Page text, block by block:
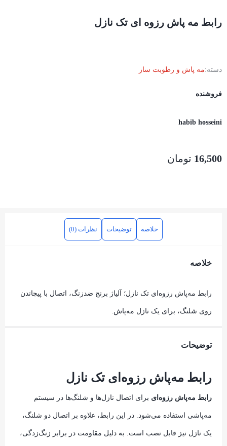
رابط مه پاش رزوه ای تک نازل
دسته:مه پاش و رطوبت ساز
فروشنده
habib hosseini
16,500 تومان
خلاصه توضیحات نظرات (0)
خلاصه
رابط مه‌پاش رزوه‌ای تک نازل؛ آلیاژ برنج ضدزنگ، اتصال با پیچاندن
روی شلنگ، برای یک نازل مه‌پاش.
توضیحات
رابط مه‌پاش رزوه‌ای تک نازل
رابط مه‌پاش رزوه‌ای برای اتصال نازل‌ها و شلنگ‌ها در سیستم
مه‌پاشی استفاده می‌شود. در این رابط، علاوه بر اتصال دو شلنگ،
یک نازل نیز قابل نصب است. به دلیل مقاومت در برابر زنگ‌زدگی،